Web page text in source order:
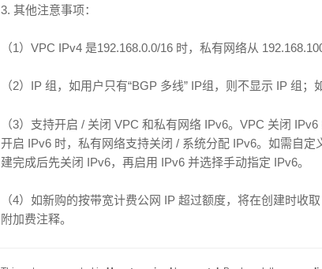
3.其他注意事项：
（1）VPC IPv4 是192.168.0.0/16 时，私有网络从
（2） IP组，如用户只有“BGP 多线” IP组，则不显示 IP 组；
（3）支持开启/ 关闭 VPC和私有网络 IPv6。VPC 关闭
开启 IPv6 时，私有网络支持关闭 / 系统分配 IPv6。如需自定
建完成后先关闭 IPv6，再启用 IPv6 并选择手动指定 IPv6。
（4）如新购的按带宽计费公网 IP 超过额度，将在创建时收
附加费注释。